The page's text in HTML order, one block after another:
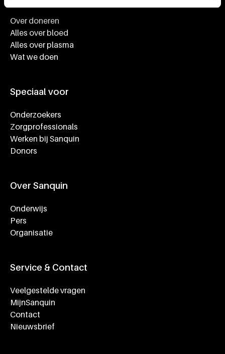
Footer navigatie
Over doneren
Alles over bloed
Alles over plasma
Wat we doen
Speciaal voor
Onderzoekers
Zorgprofessionals
Werken bij Sanquin
Donors
Over Sanquin
Onderwijs
Pers
Organisatie
Service & Contact
Veelgestelde vragen
MijnSanquin
Contact
Nieuwsbrief